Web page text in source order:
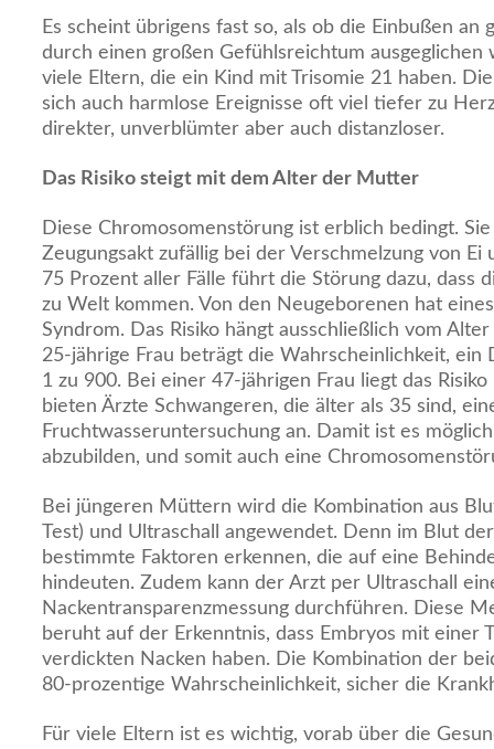
Es scheint übrigens fast so, als ob die Einbußen an
durch einen großen Gefühlsreichtum ausgeglichen
viele Eltern, die ein Kind mit Trisomie 21 haben.
sich auch harmlose Ereignisse oft viel tiefer zu
direkter, unverblümter aber auch distanzloser.
Das Risiko steigt mit dem Alter der Mutter
Diese Chromosomenstörung ist erblich bedingt.
Zeugungsakt zufällig bei der Verschmelzung von Ei
75 Prozent aller Fälle führt die Störung dazu, dass
zu Welt kommen. Von den Neugeborenen hat
Syndrom. Das Risiko hängt ausschließlich vom
25-jährige Frau beträgt die Wahrscheinlichkeit, ein
1 zu 900. Bei einer 47-jährigen Frau liegt das
bieten Ärzte Schwangeren, die älter als 35 sind,
Fruchtwasseruntersuchung an. Damit ist es
abzubilden, und somit auch eine
Bei jüngeren Müttern wird die Kombination aus
Test) und Ultraschall angewendet. Denn im Blut
bestimmte Faktoren erkennen, die auf eine
hindeuten. Zudem kann der Arzt per Ultraschall
Nackentransparenzmessung durchführen. Diese
beruht auf der Erkenntnis, dass Embryos mit einer
verdickten Nacken haben. Die Kombination der
80-prozentige Wahrscheinlichkeit, sicher die
Für viele Eltern ist es wichtig, vorab über die